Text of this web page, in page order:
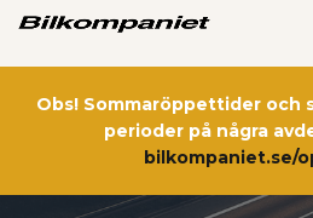
Obs! Sommaröppettider och
perioder på några
bilkompaniet.se/